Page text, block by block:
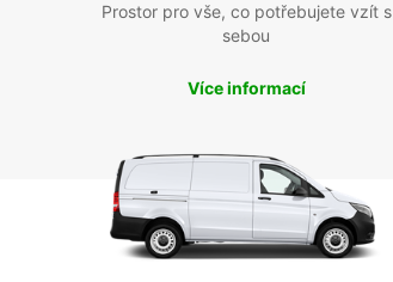
Prostor pro vše, co potřebujete vzít s
sebou
Více informací